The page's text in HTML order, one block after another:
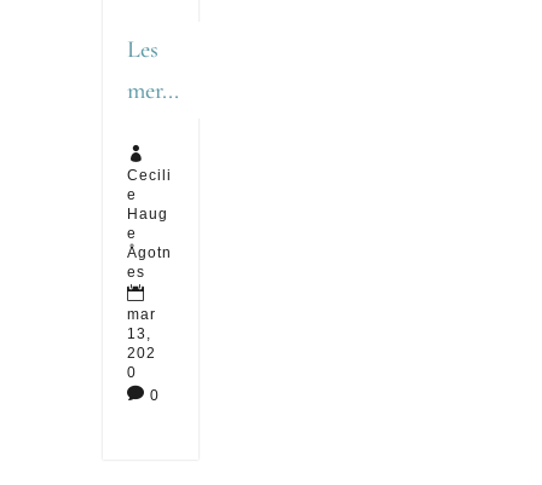
Les
mer...

Cecili
e
Haug
e
Ågotn
es

mar
13,
202
0
 0